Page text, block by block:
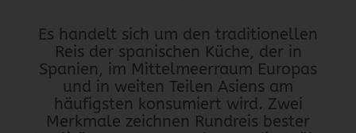
Es handelt sich um den traditionellen
Reis der spanischen Küche, der in
Spanien, im Mittelmeerraum Europas
und in weiten Teilen Asiens am
häufigsten konsumiert wird. Zwei
Merkmale zeichnen Rundreis bester